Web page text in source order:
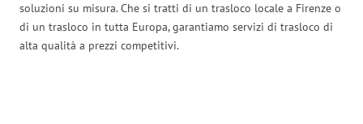
soluzioni su misura. Che si tratti di un trasloco locale a Firenze o
di un trasloco in tutta Europa, garantiamo servizi di trasloco di
alta qualità a prezzi competitivi.